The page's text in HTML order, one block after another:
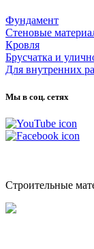
Фундамент
Стеновые
Кровля
Брусчатка и
Для внутренних
Мы в соц. сетях
Строительные